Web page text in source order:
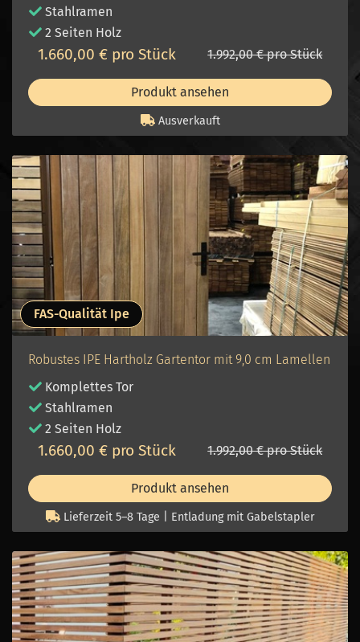
Stahlramen
2 Seiten Holz
1.660,00 € pro Stück 1.992,00 € pro Stück
Produkt ansehen
Ausverkauft
FAS-Qualität Ipe
Robustes IPE Hartholz Gartentor mit 9,0 cm Lamellen
Komplettes Tor
Stahlramen
2 Seiten Holz
1.660,00 € pro Stück 1.992,00 € pro Stück
Produkt ansehen
Lieferzeit 5–8 Tage | Entladung mit Gabelstapler